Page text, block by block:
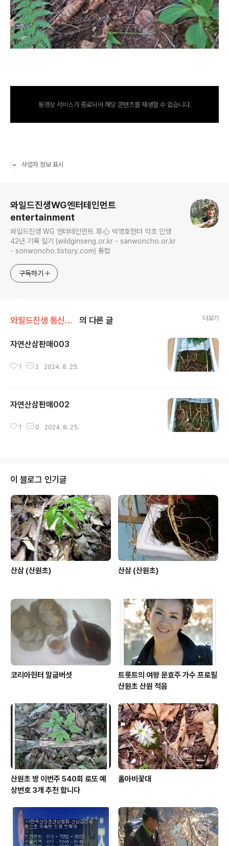
동영상 서비스가 종료되어 해당 콘텐츠를 재생할 수 없습니다.
사업자 정보 표시
와일드진생WG엔터테인먼트
entertainment
와일드진생 WG 엔터테인먼트 草心 박영호헌터 약초 인생
42년 기록 일기 (wildginseng.or.kr - sanwoncho.or.kr
- sonwoncho.tistory.com) 통합
구독하기
와일드진생 통신판매 스토어 의 다른 글 더보기
자연산삼판매003
1 2 2024. 8. 25.
자연산삼판매002
1 0 2024. 8. 25.
이 블로그 인기글
산삼 (산원초) 산삼 (산원초)
코리아헌터 말굽버섯
트롯트의 여왕 문효주 가수 프로필
산원초 산원 적음
산원초 방 이번주 540회 로또 예
상번호 3개 추천 합니다
홀아비꽃대